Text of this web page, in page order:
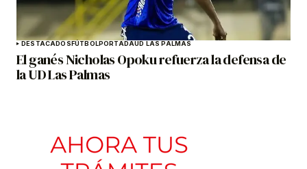
DESTACADOS FÚTBOLPORTADAUD LAS PALMAS
El ganés Nicholas Opoku refuerza la defensa de
la UD Las Palmas